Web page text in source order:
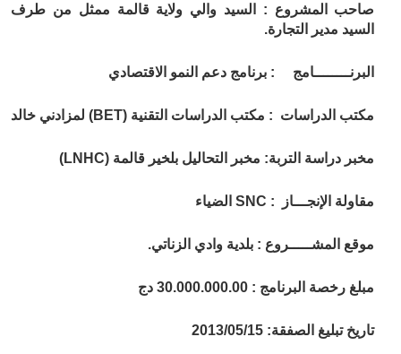
صاحب المشروع : السيد والي ولاية قالمة ممثل من طرف
السيد مدير التجارة.
البرنــــــــامج : برنامج دعم النمو الاقتصادي
مكتب الدراسات : مكتب الدراسات التقنية (BET) لمزادني خالد
مخبر دراسة التربة: مخبر التحاليل بلخير قالمة (LNHC)
مقاولة الإنجـــاز :
موقع المشـــــروع : بلدية وادي الزناتي.
مبلغ رخصة البرنامج :
تاريخ تبليغ الصفقة: